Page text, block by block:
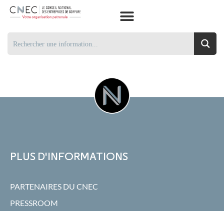
PLUS D'INFORMATIONS
PARTENAIRES DU CNEC
PRESSROOM